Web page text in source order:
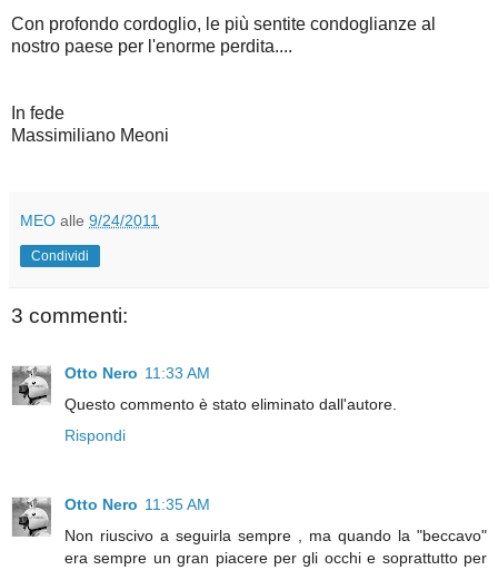
Con profondo cordoglio, le più sentite condoglianze al
nostro paese per l'enorme perdita....
In fede
Massimiliano Meoni
MEO alle 9/24/2011
Condividi
3 commenti:
Otto Nero 11:33 AM
Questo commento è stato eliminato dall'autore.
Rispondi
Otto Nero 11:35 AM
Non riuscivo a seguirla sempre , ma quando la "beccavo"
era sempre un gran piacere per gli occhi e soprattutto per